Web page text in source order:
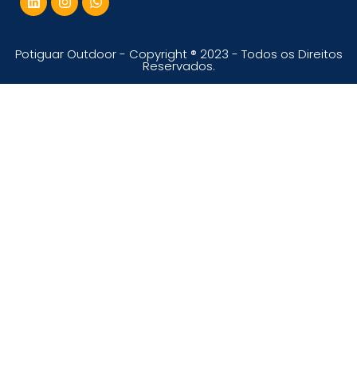
Potiguar Outdoor - Copyright ® 2023 - Todos os Direitos
Reservados.